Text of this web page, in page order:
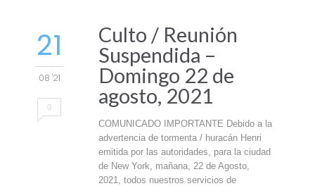
21
08 '21
0
Culto / Reunión
Suspendida –
Domingo 22 de
agosto, 2021
COMUNICADO IMPORTANTE Debido a la
advertencia de tormenta / huracán Henri
emitida por las autoridades, para la ciudad
de New York, mañana, 22 de Agosto,
2021, todos nuestros servicios de